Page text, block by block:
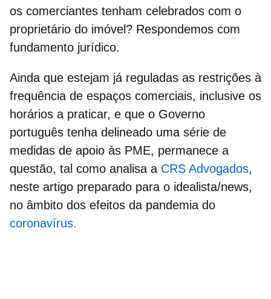
os comerciantes tenham celebrados com o
proprietário do imóvel? Respondemos com
fundamento jurídico.
Ainda que estejam já reguladas as restrições à
frequência de espaços comerciais, inclusive os
horários a praticar, e que o Governo
português tenha delineado uma série de
medidas de apoio às PME, permanece a
questão, tal como analisa a CRS Advogados,
neste artigo preparado para o idealista/news,
no âmbito dos efeitos da pandemia do
coronavírus.